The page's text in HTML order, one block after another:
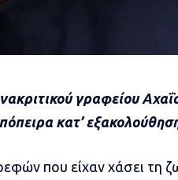
γραφείου
κατ’
που είχαν χάσει τη